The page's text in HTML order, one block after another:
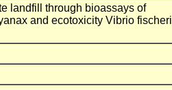
landfill through bioassays of
and ecotoxicity Vibrio fischeri